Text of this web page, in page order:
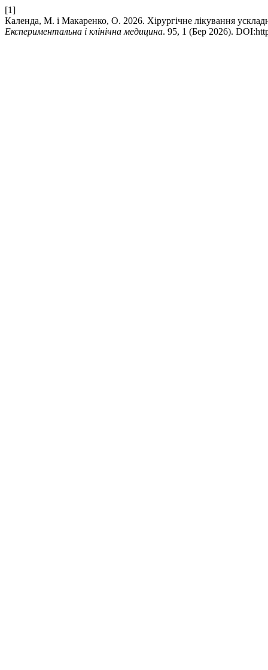
[1]
Календа, М. і Макаренко, О. 2026. Хірургічне лікування
Експериментальна і клінічна медицина. 95, 1 (Бер 2026).